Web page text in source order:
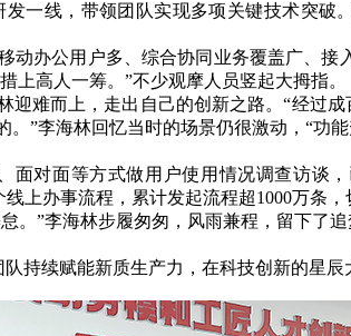
线，带领团队实现多项关键技术突破
公用户多、综合协同业务覆盖广、接
上高人一筹。”不少观摩人员竖起大拇指。
而上，走出自己的创新之路。“经过成
”李海林回忆当时的场景仍很激动，“功
面等方式做用户使用情况调查访谈
上办事流程，累计发起流程超1000万条，
”李海林步履匆匆，风雨兼程，留下了
续赋能新质生产力，在科技创新的星辰